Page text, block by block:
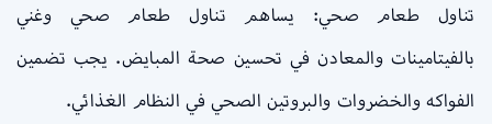
تناول طعام صحي: يساهم تناول طعام صحي وغني
بالفيتامينات والمعادن في تحسين صحة المبايض. يجب تضمين
الفواكه والخضروات والبروتين الصحي في النظام الغذائي.